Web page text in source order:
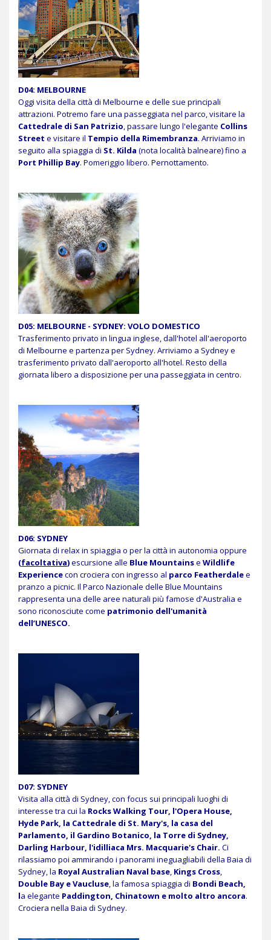
D04: MELBOURNE
Oggi visita della città di Melbourne e delle sue principali
attrazioni. Potremo fare una passeggiata nel parco, visitare la
Cattedrale di San Patrizio , passare lungo l'elegante Collins
Street e visitare il Tempio della Rimembranza. Arriviamo in
seguito alla spiaggia di St. Kilda (nota località balneare) fino a
Port Phillip Bay. Pomeriggio libero. Pernottamento.
D05: MELBOURNE - SYDNEY: VOLO DOMESTICO
Trasferimento privato in lingua inglese, dall'hotel all'aeroporto
di Melbourne e partenza per Sydney. Arriviamo a Sydney e
trasferimento privato dall'aeroporto all'hotel. Resto della
giornata libero a disposizione per una passeggiata in centro.
D06: SYDNEY
Giornata di relax in spiaggia o per la città in autonomia oppure
(facoltativa)escursione alle Blue Mountainse Wildlife
Experiencecon crociera con ingresso al parco Featherdalee
pranzo a picnic. Il Parco Nazionale delle Blue Mountains
rappresenta una delle aree naturali più famose d'Australia e
sono riconosciute come patrimonio dell'umanità
dell’UNESCO.
D07: SYDNEY
Visita alla città di Sydney, con focus sui principali luoghi di
interesse tra cui la Rocks Walking Tour, l'Opera House,
Hyde Park, la Cattedrale di St. Mary's, la casa del
Parlamento, il Gardino Botanico, la Torre di Sydney,
Darling Harbour, l'idilliaca Mrs. Macquarie's Chair. Ci
rilassiamo poi ammirando i panorami ineguagliabili della Baia di
Sydney, la Royal Australian Naval base Kings Cross
Double Bay e Vaucluse , la famosa spiaggia di Bondi Beach,
la elegante Paddington, Chinatown e molto altro ancora.
Crociera nella Baia di Sydney.